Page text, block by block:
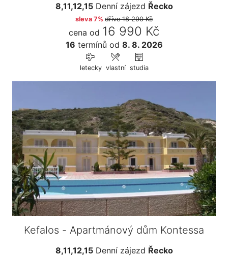
8,11,12,15Denní zájezd Řecko
sleva 7% dříve18 290 Kč
cena od 16 990 Kč
16 termínů od 8. 8. 2026
letecky vlastní studia
Kefalos - Apartmánový dům Kontessa
8,11,12,15Denní zájezd Řecko